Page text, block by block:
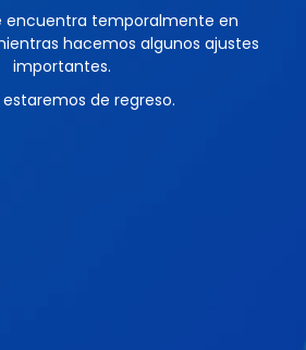
encuentra temporalmente en
hacemos algunos ajustes
importantes.
de regreso.